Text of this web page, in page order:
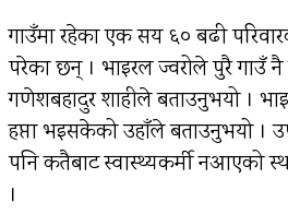
गाउँमा रहेका एक सय ६० बढी
परेका छन् । भाइरल ज्वरोले पुरै गाउँ नै
गणेशबहादुर शाहीले बताउनुभयो ।
हप्ता भइसकेको उहाँले बताउनुभयो ।
पनि कतैबाट स्वास्थ्यकर्मी नआएको
।